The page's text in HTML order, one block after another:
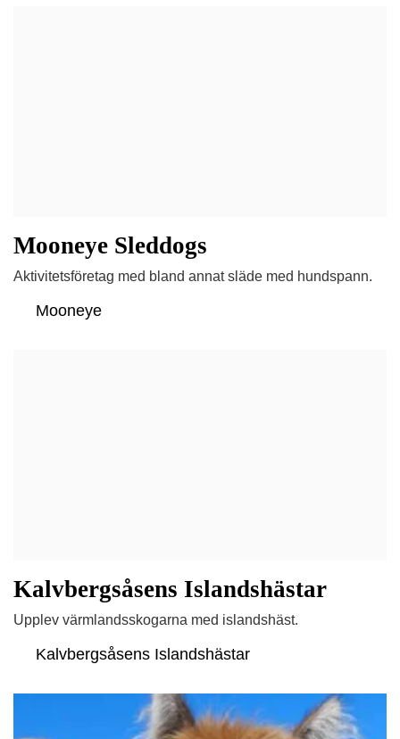
Mooneye Sleddogs
Aktivitetsföretag med bland annat släde med hundspann.
Mooneye
Kalvbergsåsens Islandshästar
Upplev värmlandsskogarna med islandshäst.
Kalvbergsåsens Islandshästar